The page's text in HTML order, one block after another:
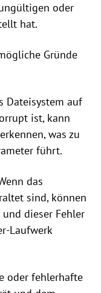
oder
hat.
Gründe
Dateisystem auf
ist, kann
was zu
führt.
das
sind, können
dieser Fehler
Laufwerk
oder fehlerhafte